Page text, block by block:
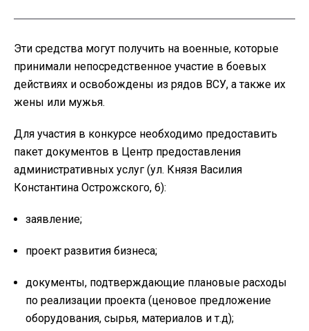
Эти средства могут получить на военные, которые
принимали непосредственное участие в боевых
действиях и освобождены из рядов ВСУ, а также их
жены или мужья.
Для участия в конкурсе необходимо предоставить
пакет документов в Центр предоставления
административных услуг (ул. Князя Василия
Константина Острожского, 6):
заявление;
проект развития бизнеса;
документы, подтверждающие плановые расходы
по реализации проекта (ценовое предложение
оборудования, сырья, материалов и т.д);